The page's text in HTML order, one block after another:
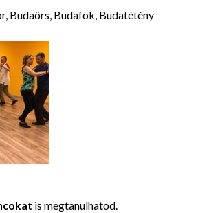
Budaörs, Budafok, Budatétény
is megtanulhatod.